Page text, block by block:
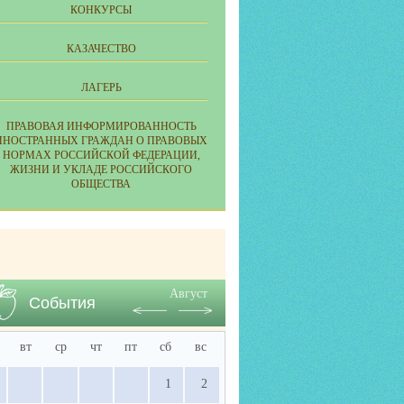
КОНКУРСЫ
КАЗАЧЕСТВО
ЛАГЕРЬ
ПРАВОВАЯ ИНФОРМИРОВАННОСТЬ
ГРАЖДАН О ПРАВОВЫХ
НОРМАХ РОССИЙСКОЙ ФЕДЕРАЦИИ,
ЖИЗНИ И УКЛАДЕ РОССИЙСКОГО
ОБЩЕСТВА
События
Август
вт ср чт пт сб вс
1 2